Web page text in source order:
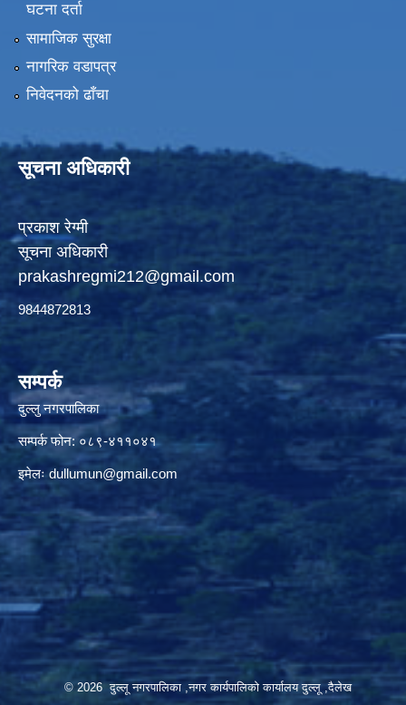
घटना दर्ता
सामाजिक सुरक्षा
नागरिक वडापत्र
निवेदनको ढाँचा
सूचना अधिकारी
प्रकाश रेग्मी
सूचना अधिकारी
prakashregmi212@gmail.com
9844872813
सम्पर्क
दुल्लु नगरपालिका
सम्पर्क फोन: ०८९-४११०४१
इमेलःdullumun@gmail.com
© 2026 दुल्लू नगरपालिका ,नगर कार्यपालिकाे कार्यालय दुल्लू ,दैलेख